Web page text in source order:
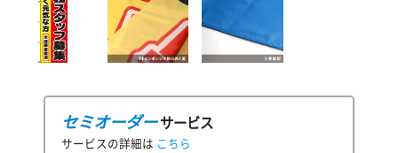
セミオーダーサービス
サービスの詳細は こちら